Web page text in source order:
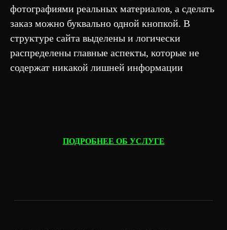
фотографиями реальных материалов, а сделать
заказ можно буквально одной кнопкой. В
структуре сайта выделены и логически
распределены главные аспекты, которые не
содержат никакой лишней информации
ПОДРОБНЕЕ ОБ УСЛУГЕ